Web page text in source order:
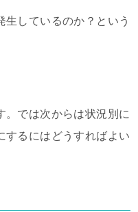
生しているのか？という
。では次からは状況別に
するにはどうすればよい